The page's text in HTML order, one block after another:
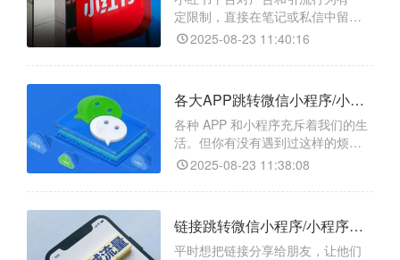
便捷操作。​
定限制，直接在笔记或私信中留下
微信联系方式可能会被判定为违
用户有意愿添加微信，手动复制粘
为繁琐，容易让用户在过程中流
失。而“天天外链”就像是一个智能的
桥梁，能够打破小红书和微信之间
的壁垒，让用户一键直达微信小程
2025-08-23 11:40:16
各大APP跳转微信小程序/小程序任意页面/小程序码怎么实现？
各种 APP 和小程序充斥着我们的生
活。但你有没有遇到过这样的烦
恼：想让用户从一个 APP 跳转到微
烦，导致用户流失？别担心，今天
——“天天外链”，它能帮你轻松实现
一键跳转，让流量转化变得轻松又
2025-08-23 11:38:08
链接跳转微信小程序/小程序任意页面/小程序码如何操作？
平时想把链接分享给朋友，让他们